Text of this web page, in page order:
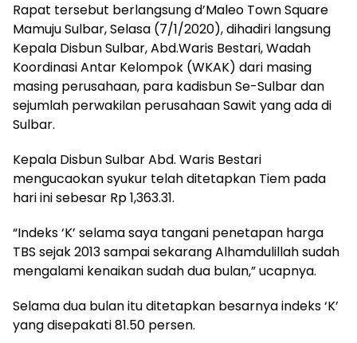
Rapat tersebut berlangsung d’Maleo Town Square
Mamuju Sulbar, Selasa (7/1/2020), dihadiri langsung
Kepala Disbun Sulbar, Abd.Waris Bestari, Wadah
Koordinasi Antar Kelompok (WKAK) dari masing
masing perusahaan, para kadisbun Se-Sulbar dan
sejumlah perwakilan perusahaan Sawit yang ada di
Sulbar.
Kepala Disbun Sulbar Abd. Waris Bestari
mengucaokan syukur telah ditetapkan Tiem pada
hari ini sebesar Rp 1,363.31.
“Indeks ‘K’ selama saya tangani penetapan harga
TBS sejak 2013 sampai sekarang Alhamdulillah sudah
mengalami kenaikan sudah dua bulan,” ucapnya.
Selama dua bulan itu ditetapkan besarnya indeks ‘K’
yang disepakati 81.50 persen.